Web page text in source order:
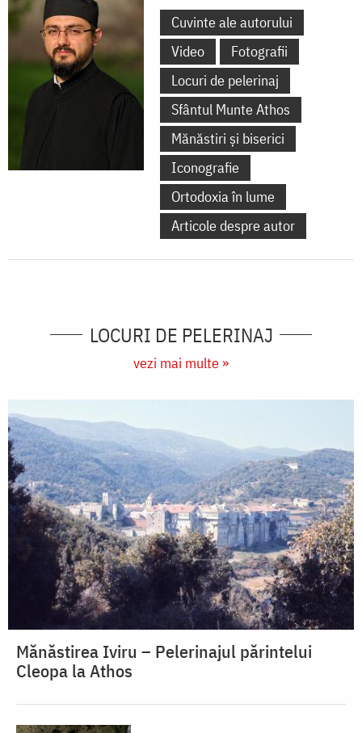
Cuvinte ale autorului
Video
Fotografii
Locuri de pelerinaj
Sfântul Munte Athos
Mănăstiri și biserici
Iconografie
Ortodoxia în lume
Articole despre autor
LOCURI DE PELERINAJ
vezi mai multe »
Mănăstirea Iviru – Pelerinajul părintelui
Cleopa la Athos